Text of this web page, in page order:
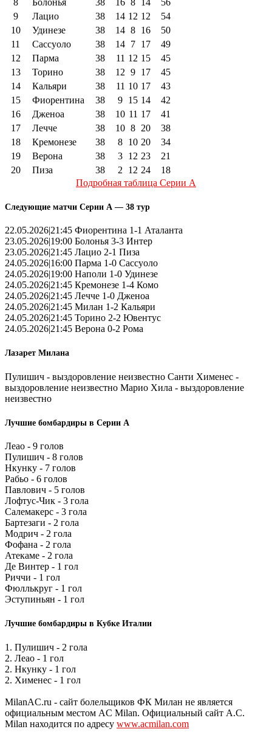
9
Лацио 38 14 12 12
54
10
Удинезе 38 14 8 16
50
11
Сассуоло 38 14 7 17
49
12
Парма 38 11 12 15
45
13
Торино 38 12 9 17
45
14
Кальяри 38 11 10 17
43
15
Фиорентина 38 9 15 14
42
16
Дженоа 38 10 11 17
41
17
Лечче 38 10 8 20
38
18
Кремонезе 38 8 10 20
34
19
Верона 38 3 12 23
21
20
Пиза 38 2 12 24
18
Подробная таблица Серии А
Следующие матчи Серии А — 38 тур
22.05.2026|21:45 Фиорентина 1-1 Аталанта
23.05.2026|19:00 Болонья 3-3 Интер
23.05.2026|21:45 Лацио 2-1 Пиза
24.05.2026|16:00 Парма 1-0 Сассуоло
24.05.2026|19:00 Наполи 1-0 Удинезе
24.05.2026|21:45 Кремонезе 1-4 Комо
24.05.2026|21:45 Лечче 1-0 Дженоа
24.05.2026|21:45 Милан 1-2 Кальяри
24.05.2026|21:45 Торино 2-2 Ювентус
24.05.2026|21:45 Верона 0-2 Рома
Лазарет Милана
Пулишич - выздоровление неизвестно Санти Хименес -
выздоровление неизвестно Марио Хила - выздоровление
неизвестно
Лучшие бомбардиры в Серии А
Леао - 9 голов
Пулишич - 8 голов
Нкунку - 7 голов
Рабьо - 6 голов
Павлович - 5 голов
Лофтус-Чик - 3 гола
Салемакерс - 3 гола
Бартезаги - 2 гола
Модрич - 2 гола
Фофана - 2 гола
Атекаме - 2 гола
Де Винтер - 1 гол
Риччи - 1 гол
Фюллькруг - 1 гол
Эступиньян - 1 гол
Лучшие бомбардиры в Кубке Италии
1. Пулишич - 2 гола
2. Леао - 1 гол
2. Нкунку - 1 гол
2. Хименес - 1 гол
MilanAC.ru - сайт болельщиков ФК Милан не является
официальным местом AC Milan. Официальный сайт A.C.
Milan находится по адресу www.acmilan.com